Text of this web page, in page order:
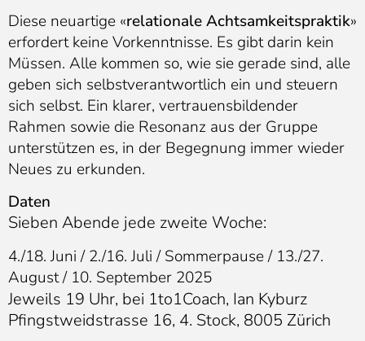
Diese neuartige «relationale Achtsamkeitspraktik»
erfordert keine Vorkenntnisse. Es gibt darin kein
Müssen. Alle kommen so, wie sie gerade sind, alle
geben sich selbstverantwortlich ein und steuern
sich selbst. Ein klarer, vertrauensbildender
Rahmen sowie die Resonanz aus der Gruppe
unterstützen es, in der Begegnung immer wieder
Neues zu erkunden.
Daten
Sieben Abende jede zweite Woche:
4./18. Juni / 2./16. Juli / Sommerpause / 13./27.
August / 10. September 2025
Jeweils 19 Uhr, bei 1to1Coach, Ian Kyburz
Pfingstweidstrasse 16, 4. Stock, 8005 Zürich